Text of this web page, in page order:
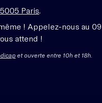
Paris
! Appelez-nous au
attend !
et ouverte entre 10h et 18h.